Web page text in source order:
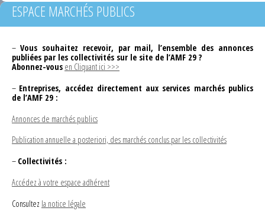
ESPACE MARCHÉS PUBLICS
– Vous souhaitez recevoir, par mail, l’ensemble des annonces
publiées par les collectivités sur le site de l’AMF 29 ?
Abonnez-vous en Cliquant ici >>>
– Entreprises, accédez directement aux services marchés publics
de l’AMF 29 :
Annonces de marchés publics
Publication annuelle a posteriori, des marchés conclus par les collectivités
– Collectivités :
Accédez à votre espace adhérent
Consultez la notice légale